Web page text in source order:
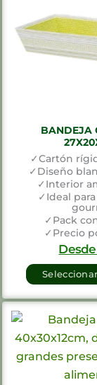
BANDEJA
✓Cartón
✓Diseño
✓Interior
✓Ideal
✓Pack
✓Precio